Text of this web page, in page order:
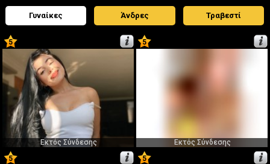
Γυναίκες Άνδρες Τραβεστί
5
Εκτός Σύνδεσης
5
Εκτός Σύνδεσης
5
5